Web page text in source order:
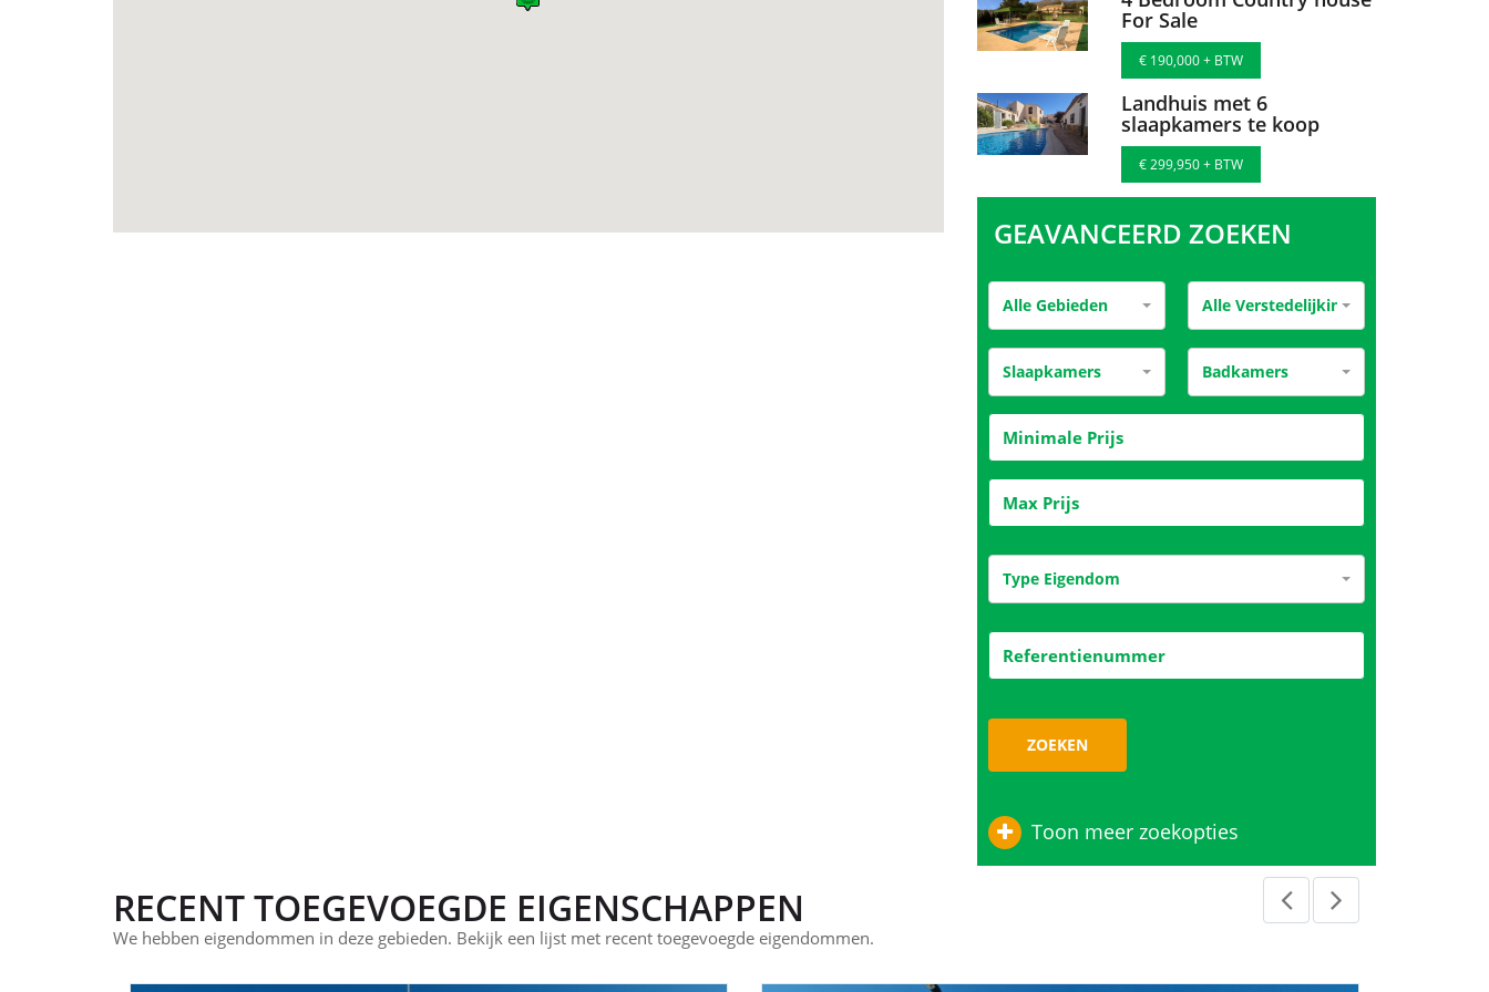
For Sale
€ 190,000 + BTW
Landhuis met 6
slaapkamers te koop
€ 299,950 + BTW
GEAVANCEERD ZOEKEN
Alle Gebieden Alle Verstedelijking
Slaapkamers Badkamers
Type Eigendom
ZOEKEN
Toon meer zoekopties
RECENT TOEGEVOEGDE EIGENSCHAPPEN
We hebben eigendommen in deze gebieden. Bekijk een lijst met recent toegevoegde eigendommen.